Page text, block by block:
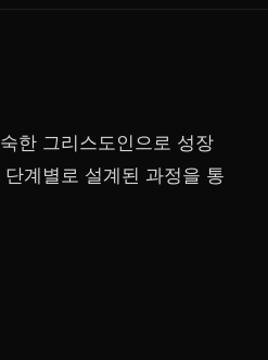
한 그리스도인으로 성장
계별로 설계된 과정을 통